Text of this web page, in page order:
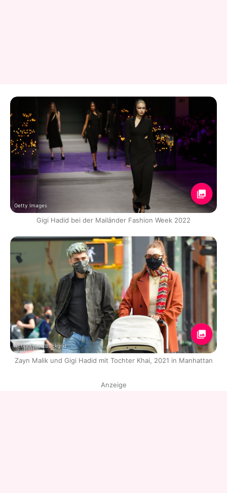
Getty Images
Gigi Hadid bei der Mailänder Fashion Week 2022
ActionPress/Backgrid
Zayn Malik und Gigi Hadid mit Tochter Khai, 2021 in Manhattan
Anzeige